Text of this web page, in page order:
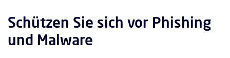
Schützen Sie sich vor Phishing
und Malware